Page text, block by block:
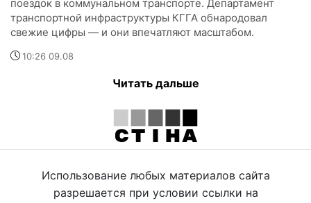
поездок в коммунальном транспорте. Департамент
транспортной инфраструктуры КГГА обнародовал
свежие цифры — и они впечатляют масштабом.
10:26 09.08
Читать дальше
Использование любых материалов сайта
разрешается при условии ссылки на